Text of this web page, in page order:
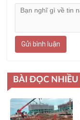
Gửi bình luận
BÀI ĐỌC NHIỀU